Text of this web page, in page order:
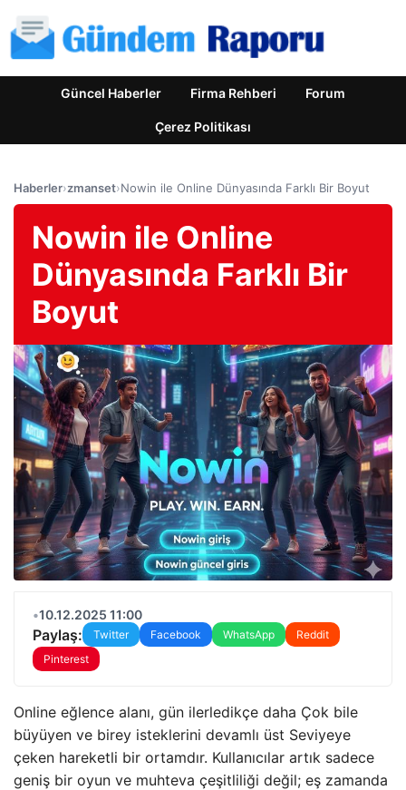
Güncel Haberler Firma Rehberi Forum
Çerez Politikası
Haberler›zmanset›Nowin ile Online Dünyasında Farklı Bir Boyut
Nowin ile Online
Dünyasında Farklı Bir
Boyut
•10.12.2025 11:00
Paylaş: Twitter Facebook WhatsApp
Reddit
Pinterest
Online eğlence alanı, gün ilerledikçe daha Çok bile
büyüyen ve birey isteklerini devamlı üst Seviyeye
çeken hareketli bir ortamdır. Kullanıcılar artık sadece
geniş bir oyun ve muhteva çeşitliliği değil; eş zamanda